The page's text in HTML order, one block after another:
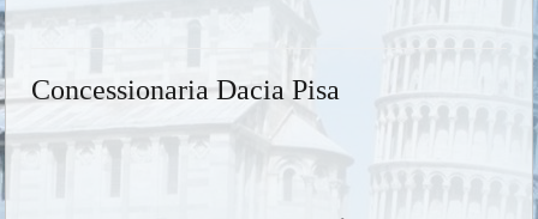
Concessionaria Dacia Pisa